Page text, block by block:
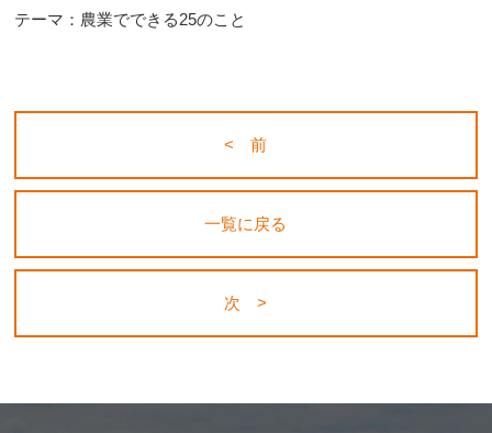
テーマ：農業でできる25のこと
< 前
一覧に戻る
次 >